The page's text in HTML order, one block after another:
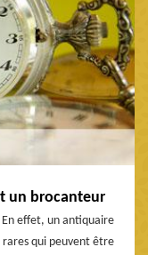
un brocanteur
effet, un antiquaire
rares qui peuvent être